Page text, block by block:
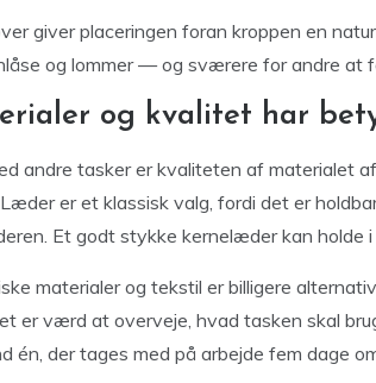
giver placeringen foran kroppen en
og lommer — og sværere for andre at
og kvalitet har
andre tasker er kvaliteten af materialet
er et klassisk valg, fordi det er
Et godt stykke kernelæder kan holde
materialer og tekstil er billigere
er værd at overveje, hvad tasken skal
én, der tages med på arbejde fem dage